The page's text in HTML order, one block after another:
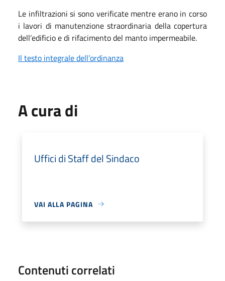
Le infiltrazioni si sono verificate mentre erano in corso
i lavori di manutenzione straordinaria della copertura
dell’edificio e di rifacimento del manto impermeabile.
Il testo integrale dell’ordinanza
A cura di
Uffici di Staff del Sindaco
VAI ALLA PAGINA
Contenuti correlati